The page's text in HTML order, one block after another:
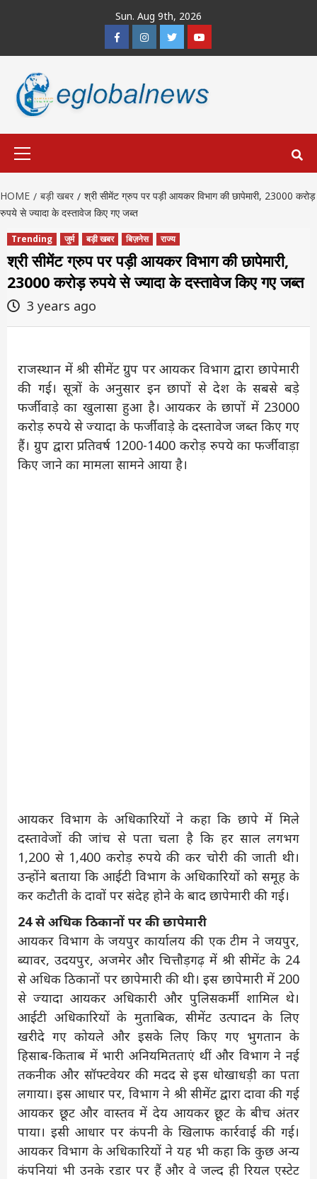
Sun. Aug 9th, 2026
FacebookInstagramTwitterYoutube
HOME बड़ी खबर
श्री सीमेंट ग्रुप पर पड़ी आयकर विभाग की छापेमारी, 23000 करोड़
रुपये से ज्यादा के दस्तावेज किए गए जब्त
Trending जुर्म बड़ी खबर बिज़नेस राज्य
श्री सीमेंट ग्रुप पर पड़ी आयकर विभाग की छापेमारी,
23000 करोड़ रुपये से ज्यादा के दस्तावेज किए गए जब्त
3 years ago
राजस्थान में श्री सीमेंट ग्रुप पर आयकर विभाग द्वारा छापेमारी
की गई। सूत्रों के अनुसार इन छापों से देश के सबसे बड़े
फर्जीवाड़े का खुलासा हुआ है। आयकर के छापों में 23000
करोड़ रुपये से ज्यादा के फर्जीवाड़े के दस्तावेज जब्त किए गए
हैं। ग्रुप द्वारा प्रतिवर्ष 1200-1400 करोड़ रुपये का फर्जीवाड़ा
किए जाने का मामला सामने आया है।
आयकर विभाग के अधिकारियों ने कहा कि छापे में मिले
दस्तावेजों की जांच से पता चला है कि हर साल लगभग
1,200 से 1,400 करोड़ रुपये की कर चोरी की जाती थी।
उन्होंने बताया कि आईटी विभाग के अधिकारियों को समूह के
कर कटौती के दावों पर संदेह होने के बाद छापेमारी की गई।
24 से अधिक ठिकानों पर की छापेमारी
आयकर विभाग के जयपुर कार्यालय की एक टीम ने जयपुर,
ब्यावर, उदयपुर, अजमेर और चित्तौड़गढ़ में श्री सीमेंट के 24
से अधिक ठिकानों पर छापेमारी की थी। इस छापेमारी में 200
से ज्यादा आयकर अधिकारी और पुलिसकर्मी शामिल थे।
आईटी अधिकारियों के मुताबिक, सीमेंट उत्पादन के लिए
खरीदे गए कोयले और इसके लिए किए गए भुगतान के
हिसाब-किताब में भारी अनियमितताएं थीं और विभाग ने नई
तकनीक और सॉफ्टवेयर की मदद से इस धोखाधड़ी का पता
लगाया। इस आधार पर, विभाग ने श्री सीमेंट द्वारा दावा की गई
आयकर छूट और वास्तव में देय आयकर छूट के बीच अंतर
पाया। इसी आधार पर कंपनी के खिलाफ कार्रवाई की गई।
आयकर विभाग के अधिकारियों ने यह भी कहा कि कुछ अन्य
कंपनियां भी उनके रडार पर हैं और वे जल्द ही रियल एस्टेट